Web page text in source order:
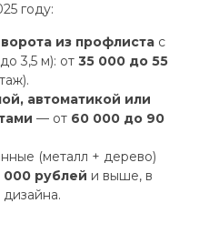
году:
из профлиста с
3,5 м): от 35 000 до 55
автоматикой или
— от 60 000 до 90
(металл + дерево)
000 рублей и выше, в